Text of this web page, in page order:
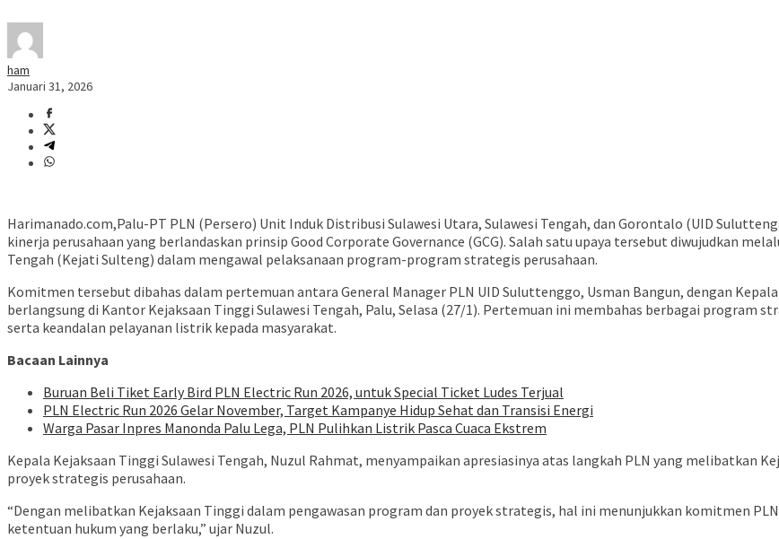
ham
Januari 31, 2026
Harimanado.com,Palu-PT PLN (Persero) Unit Induk Distribusi Sulawesi Utara, Sulawesi Tengah, dan Gorontalo (UID
kinerja perusahaan yang berlandaskan prinsip Good Corporate Governance (GCG). Salah satu upaya tersebut diwujudkan
Tengah (Kejati Sulteng) dalam mengawal pelaksanaan program-program strategis perusahaan.
Komitmen tersebut dibahas dalam pertemuan antara General Manager PLN UID Suluttenggo, Usman Bangun, dengan Kepala
berlangsung di Kantor Kejaksaan Tinggi Sulawesi Tengah, Palu, Selasa (27/1). Pertemuan ini membahas berbagai program
serta keandalan pelayanan listrik kepada masyarakat.
Bacaan Lainnya
Buruan Beli Tiket Early Bird PLN Electric Run 2026, untuk Special Ticket Ludes Terjual
PLN Electric Run 2026 Gelar November, Target Kampanye Hidup Sehat dan Transisi Energi
Warga Pasar Inpres Manonda Palu Lega, PLN Pulihkan Listrik Pasca Cuaca Ekstrem
Kepala Kejaksaan Tinggi Sulawesi Tengah, Nuzul Rahmat, menyampaikan apresiasinya atas langkah PLN yang melibatkan
proyek strategis perusahaan.
“Dengan melibatkan Kejaksaan Tinggi dalam pengawasan program dan proyek strategis, hal ini menunjukkan komitmen
ketentuan hukum yang berlaku,” ujar Nuzul.